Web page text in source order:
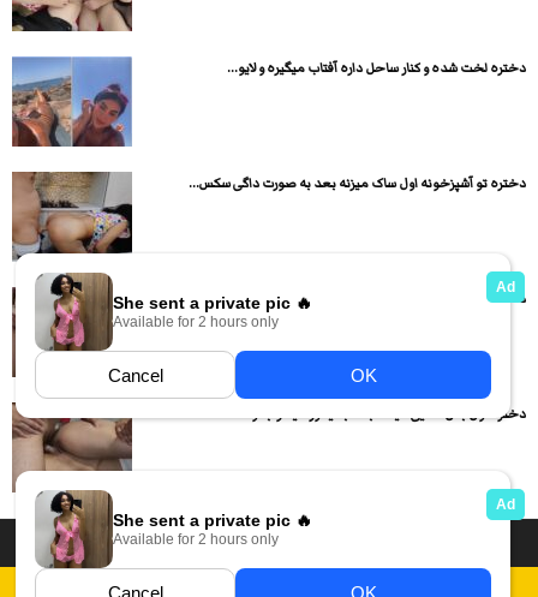
دختره لخت شده و کنار ساحل داره آفتاب میگیره و لایو...
دختره تو آشپزخونه اول ساک میزنه بعد به صورت داگی سکس...
دختره لخت شده و بدن نمایی و کص و کون نمایی...
دختره اول بدن نمایی میکنه بعد به یه ور میخوابه و...
دسته بندی فیلم های سکسی داستان سکسی ایرانی